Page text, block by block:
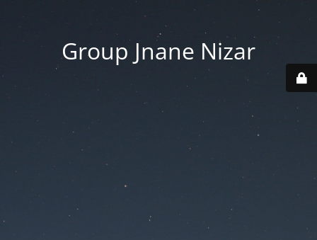
Group Jnane Nizar